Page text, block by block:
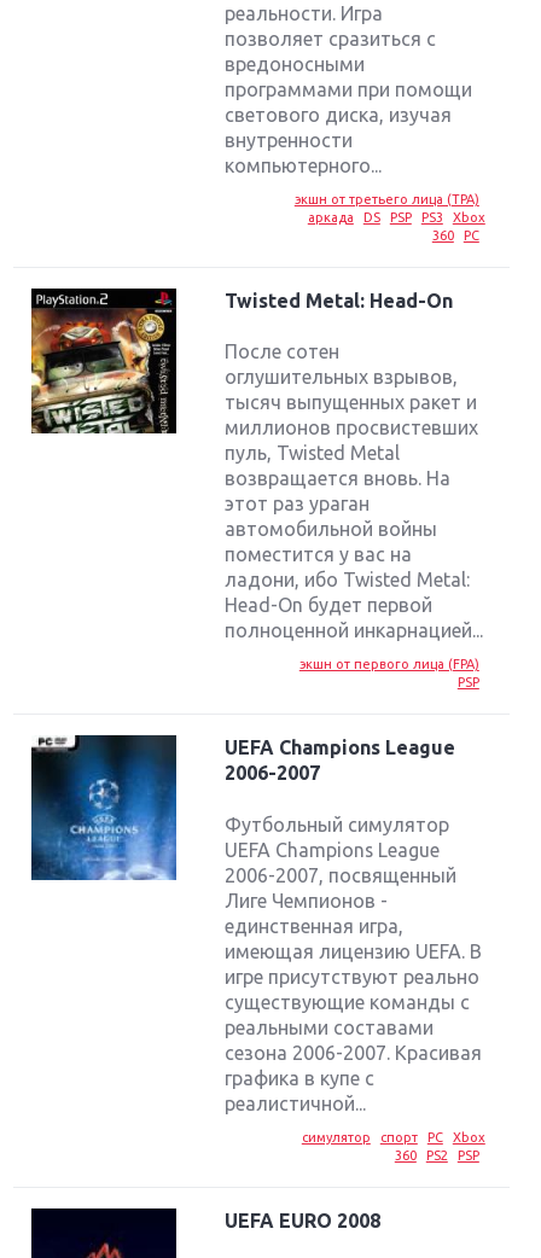
реальности. Игра
позволяет сразиться с
вредоносными
программами при помощи
светового диска, изучая
внутренности
компьютерного...
экшн от третьего лица (TPA)
аркада
DS PSP PS3
Xbox
360
PC
Twisted Metal: Head-On
После сотен
оглушительных взрывов,
тысяч выпущенных ракет и
миллионов просвистевших
пуль, Twisted Metal
возвращается вновь. На
этот раз ураган
автомобильной войны
поместится у вас на
ладони, ибо Twisted Metal:
Head-On будет первой
полноценной инкарнацией...
экшн от первого лица (FPA)
PSP
UEFA Champions League
2006-2007
Футбольный симулятор
UEFA Champions League
2006-2007, посвященный
Лиге Чемпионов -
единственная игра,
имеющая лицензию UEFA. В
игре присутствуют реально
существующие команды с
реальными составами
сезона 2006-2007. Красивая
графика в купе с
реалистичной...
симулятор спорт PC
Xbox
360
PS2 PSP
UEFA EURO 2008